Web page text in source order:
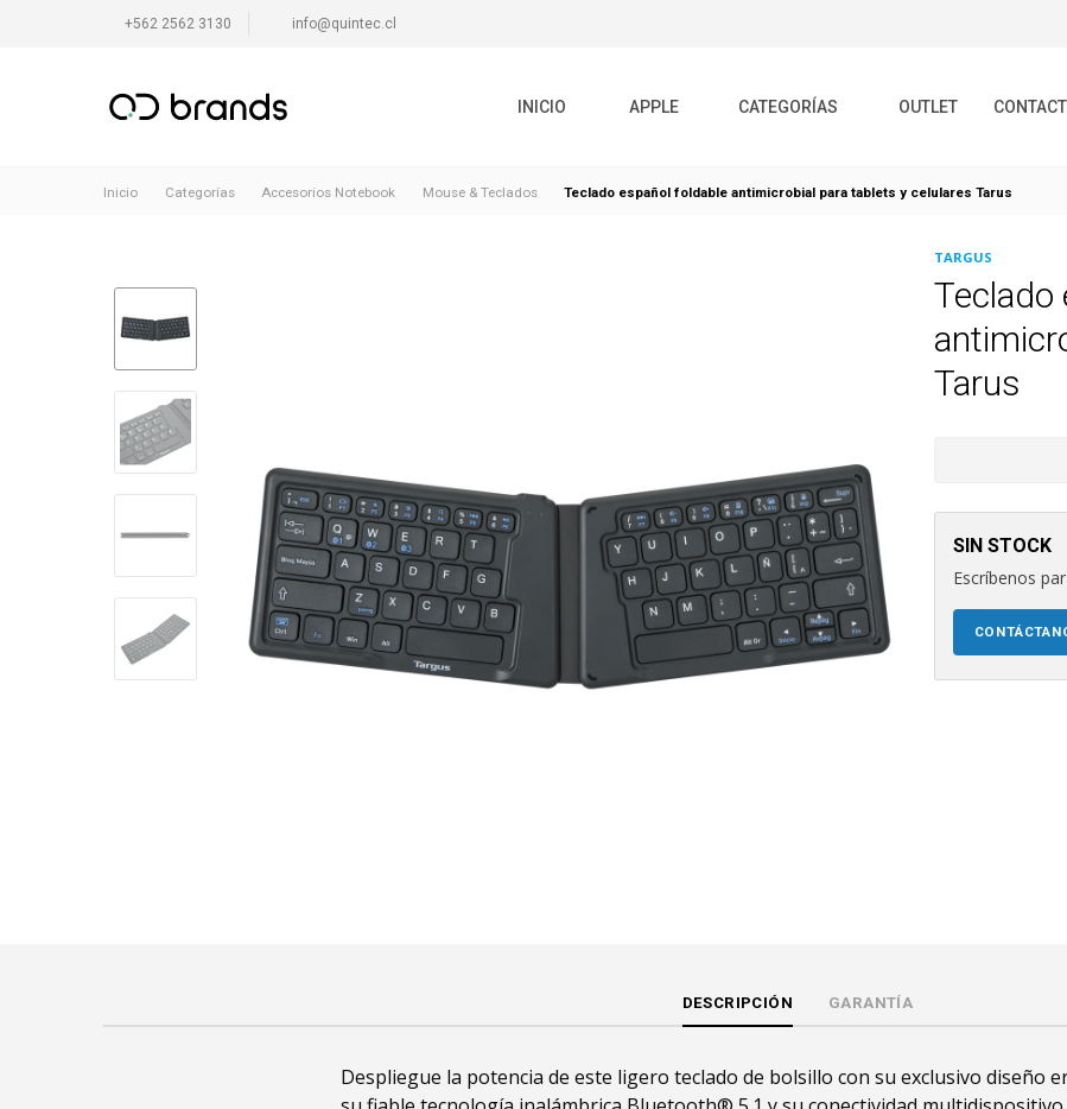
+562 2562 3130 info@quintec.cl
INICIO APPLE CATEGORÍAS OUTLET
Inicio Categorías Accesorios Notebook Mouse & Teclados Teclado español foldable antimicrobial para tablets y celulares Tarus
TARGUS
Teclado
Tarus
SIN STOCK
Escríbenos
DESCRIPCIÓN GARANTÍA
Despliegue la potencia de este ligero teclado de bolsillo con su exclusivo diseño